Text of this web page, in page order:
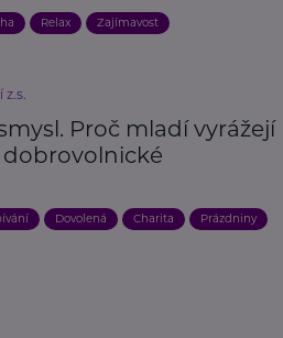
Relax Zajímavost
Proč mladí vyrážejí
Dovolená Charita Prázdniny